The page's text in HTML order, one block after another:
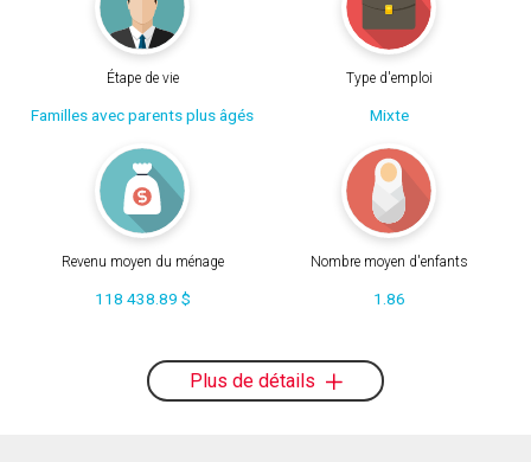
Étape de vie
Familles avec parents plus âgés
Type d'emploi
Mixte
Revenu moyen du ménage
118 438.89 $
Nombre moyen d'enfants
1.86
Plus de détails